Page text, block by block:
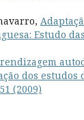
Estudo
dos
(2009)